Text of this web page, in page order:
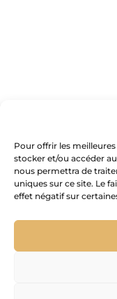
Pour offrir les
stocker et/ou accéder
nous permettra de
uniques sur ce site. Le
effet négatif sur